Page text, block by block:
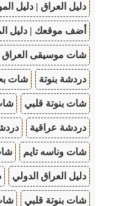
دليل العراق | دليل
أضف موقعك | دليل
شات موسيقى العراق
دردشة بنوتة شات
شات بنوتة قلبي
دردشة عراقية
شات وناسه تايم
دليل العراق الدولي
شات بنوتة قلبي